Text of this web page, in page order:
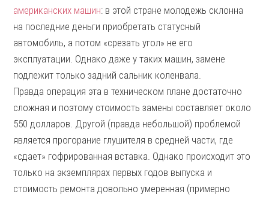
американских машин: в этой стране молодежь склонна
на последние деньги приобретать статусный
автомобиль, а потом «срезать угол» не его
эксплуатации. Однако даже у таких машин, замене
подлежит только задний сальник коленвала.
Правда операция эта в техническом плане достаточно
сложная и поэтому стоимость замены составляет около
550 долларов. Другой (правда небольшой) проблемой
является прогорание глушителя в средней части, где
«сдает» гофрированная вставка. Однако происходит это
только на экземплярах первых годов выпуска и
стоимость ремонта довольно умеренная (примерно